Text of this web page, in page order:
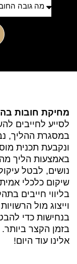
מחיקת חובות
לסייע לחייבים
במסגרת ההליך,
ונקבעת תכנית
באמצעות הליך
נושים, לבטל
שיקום כלכלי
בליווי חייבים
וייצוג מול
בנחישות כדי
בזמן הקצר
אלינו עוד היום!